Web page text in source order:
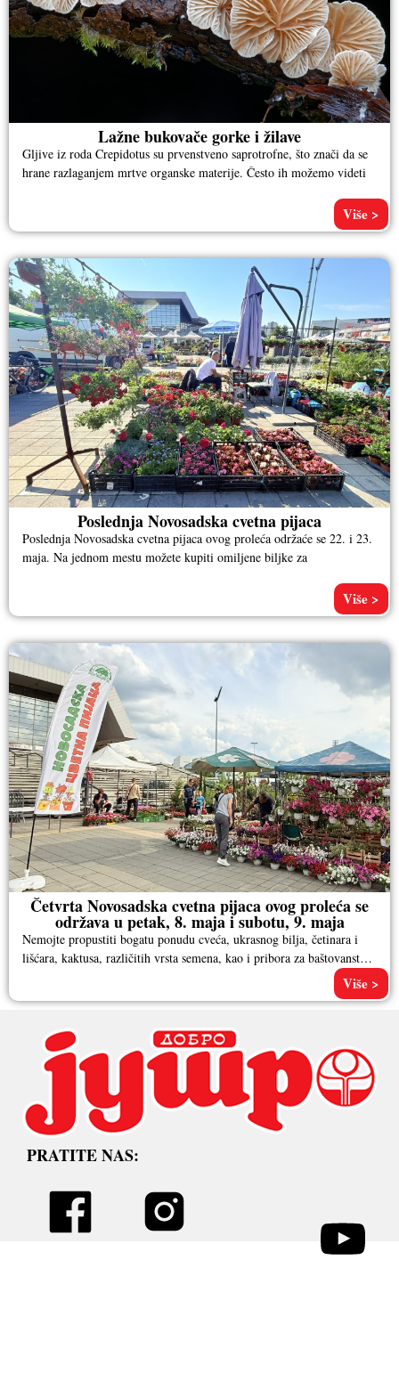
Lažne bukovače gorke i žilave
Gljive iz roda Crepidotus su prvenstveno saprotrofne, što znači da se
hrane razlaganjem mrtve organske materije. Često ih možemo videti
Više >
Poslednja Novosadska cvetna pijaca
Poslednja Novosadska cvetna pijaca ovog proleća održaće se 22. i 23.
maja. Na jednom mestu možete kupiti omiljene biljke za
Više >
Četvrta Novosadska cvetna pijaca ovog proleća se
održava u petak, 8. maja i subotu, 9. maja
Nemojte propustiti bogatu ponudu cveća, ukrasnog bilja, četinara i
lišćara, kaktusa, različitih vrsta semena, kao i pribora za baštovanstvo.
Više >
PRATITE NAS: